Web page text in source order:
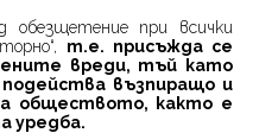
обезщетение при всички
т.е. присъжда се
вреди, тъй като
възпиращо и
обществото, както е
уредба.